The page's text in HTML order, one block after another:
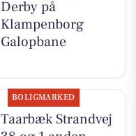
Derby på
Klampenborg
Galopbane
BOLIGMARKED
Taarbæk Strandvej